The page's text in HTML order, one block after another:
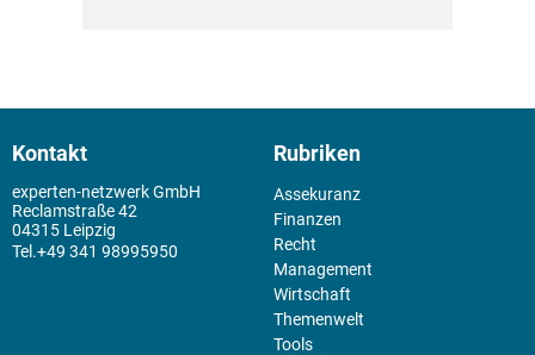
Kontakt
experten-netzwerk GmbH
Reclamstraße 42
04315 Leipzig
+49 341 98995950
Rubriken
Assekuranz
Finanzen
Recht
Management
Wirtschaft
Themenwelt
Tools